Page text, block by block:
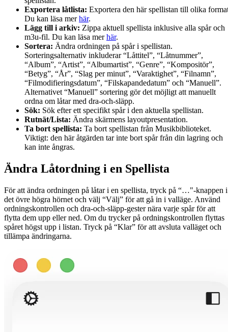
Exportera låtlista: Exportera den här spellistan till olika
Du kan läsa merhär.
Lägg till i arkiv: Zippa aktuell spellista inklusive alla spår och
m3u-fil. Du kan läsa merhär.
Sortera: Ändra ordningen på spår i spellistan.
Sorteringsalternativ inkluderar “Låttitel”, “Låtnummer”,
“Album”, “Artist”, “Albumartist”, “Genre”, “Kompositör”,
“Betyg”, “År”, “Slag per minut”, “Varaktighet”, “Filnamn”,
“Filmodifieringsdatum”, “Filskapandedatum” och “Manuell”.
Alternativet “Manuell” sortering gör det möjligt att manuellt
ordna om låtar med dra-och-släpp.
Sök: Sök efter ett specifikt spår i den aktuella spellistan.
Rutnät/Lista: Ändra skärmens layoutpresentation.
Ta bort spellista: Ta bort spellistan från Musikbiblioteket.
Viktigt: den här åtgärden tar inte bort spår från din lagring och
kan inte ångras.
Ändra Låtordning i en Spellista
För att ändra ordningen på låtar i en spellista, tryck på “…"-knappen i
det övre högra hörnet och välj “Välj” för att gå in i valläge. Använd
ordningskontrollen och dra-och-släpp-gester nära varje spår för att
flytta dem upp eller ned. Om du trycker på ordningskontrollen flyttas
spåret högst upp i listan. Tryck på “Klar” för att avsluta valläget och
tillämpa ändringarna.